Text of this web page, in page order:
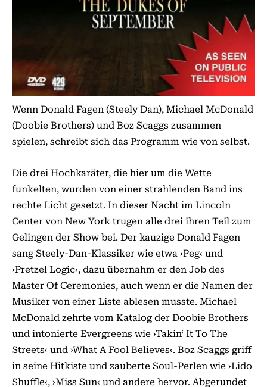
Wenn Donald Fagen (Steely Dan), Michael McDonald
(Doobie Brothers) und Boz Scaggs zusammen
spielen, schreibt sich das Programm wie von selbst.
Die drei Hochkaräter, die hier um die Wette
funkelten, wurden von einer strahlenden Band ins
rechte Licht gesetzt. In dieser Nacht im Lincoln
Center von New York trugen alle drei ihren Teil zum
Gelingen der Show bei. Der kauzige Donald Fagen
sang Steely-Dan-Klassiker wie etwa ›Peg‹ und
›Pretzel Logic‹, dazu übernahm er den Job des
Master Of Ceremonies, auch wenn er die Namen der
Musiker von einer Liste ablesen musste. Michael
McDonald zehrte vom Katalog der Doobie Brothers
und intonierte Evergreens wie ›Takin‘ It To The
Streets‹ und ›What A Fool Believes‹. Boz Scaggs griff
in seine Hitkiste und zauberte Soul-Perlen wie ›Lido
Shuffle‹, ›Miss Sun‹ und andere hervor. Abgerundet